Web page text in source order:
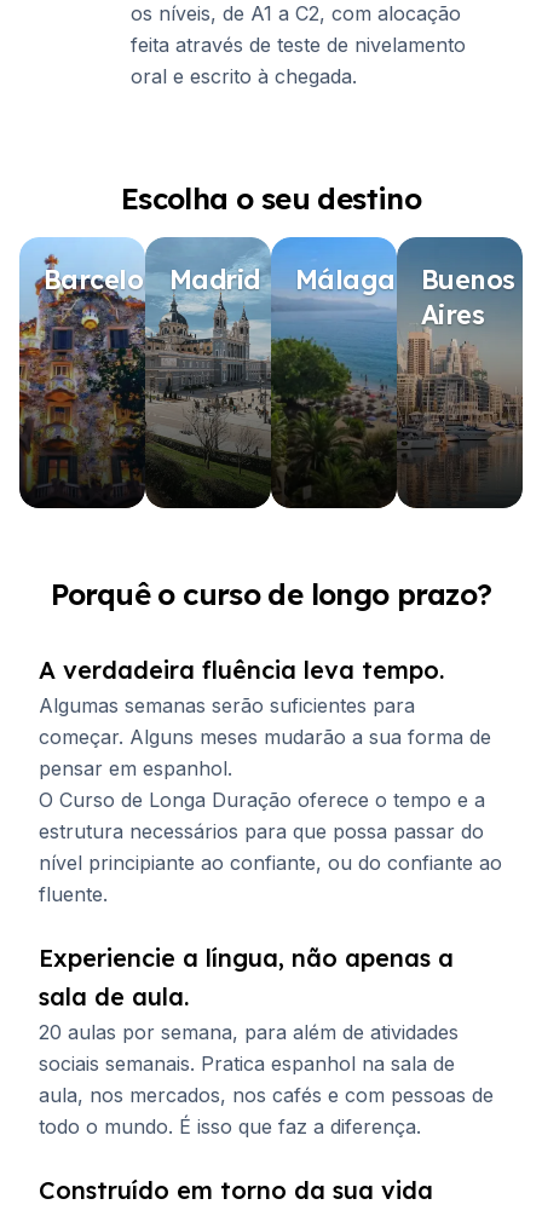
os níveis, de A1 a C2, com alocação
feita através de teste de nivelamento
oral e escrito à chegada.
Escolha o seu destino
BarcelonaMadrid Málaga
Buenos
Aires
Porquê o curso de longo prazo?
A verdadeira fluência leva tempo.
Algumas semanas serão suficientes para
começar. Alguns meses mudarão a sua forma de
pensar em espanhol.
O Curso de Longa Duração oferece o tempo e a
estrutura necessários para que possa passar do
nível principiante ao confiante, ou do confiante ao
fluente.
Experiencie a língua, não apenas a
sala de aula.
20 aulas por semana, para além de atividades
sociais semanais. Pratica espanhol na sala de
aula, nos mercados, nos cafés e com pessoas de
todo o mundo. É isso que faz a diferença.
Construído em torno da sua vida